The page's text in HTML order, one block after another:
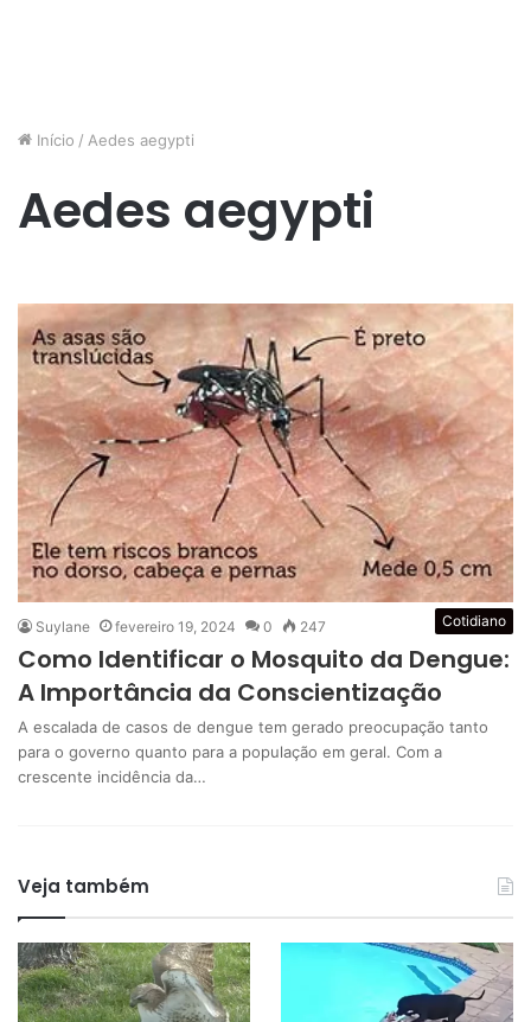
Início / Aedes aegypti
Aedes aegypti
Cotidiano
Suylane fevereiro 19, 2024 0 247
Como Identificar o Mosquito da Dengue:
A Importância da Conscientização
A escalada de casos de dengue tem gerado preocupação tanto
para o governo quanto para a população em geral. Com a
crescente incidência da…
Veja também